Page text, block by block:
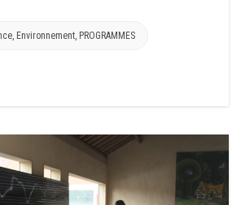
, Environnement, PROGRAMMES